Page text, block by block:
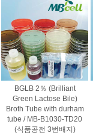
BGLB 2％ (Brilliant
Green Lactose Bile)
Broth Tube with durham
tube / MB-B1030-TD20
(식품공전 3번배지)